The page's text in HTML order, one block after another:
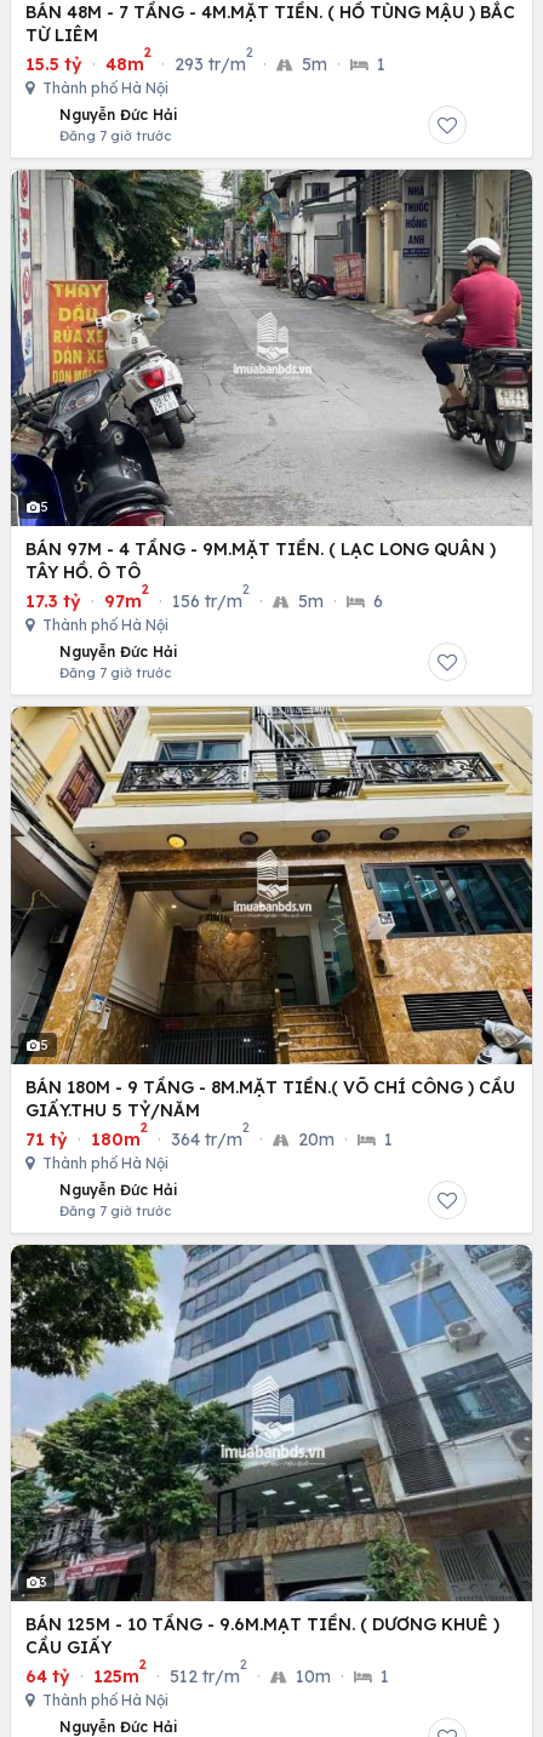
BÁN 48M - 7 TẦNG - 4M.MẶT TIỀN. ( HỒ TÙNG MẬU ) BẮC
TỪ LIÊM
15.5 tỷ · 48m
2
· 293 tr/m
2
· 5m · 1
Thành phố Hà Nội
Nguyễn Đức Hải
Đăng 7 giờ trước
5
BÁN 97M - 4 TẦNG - 9M.MẶT TIỀN. ( LẠC LONG QUÂN )
TÂY HỒ. Ô TÔ
17.3 tỷ · 97m
2
· 156 tr/m
2
· 5m · 6
Thành phố Hà Nội
Nguyễn Đức Hải
Đăng 7 giờ trước
5
BÁN 180M - 9 TẦNG - 8M.MẶT TIỀN.( VÕ CHÍ CÔNG ) CẦU
GIẤY.THU 5 TỶ/NĂM
71 tỷ · 180m
2
· 364 tr/m
2
· 20m · 1
Thành phố Hà Nội
Nguyễn Đức Hải
Đăng 7 giờ trước
3
BÁN 125M - 10 TẦNG - 9.6M.MẠT TIỀN. ( DƯƠNG KHUÊ )
CẦU GIẤY
64 tỷ · 125m
2
· 512 tr/m
2
· 10m · 1
Thành phố Hà Nội
Nguyễn Đức Hải